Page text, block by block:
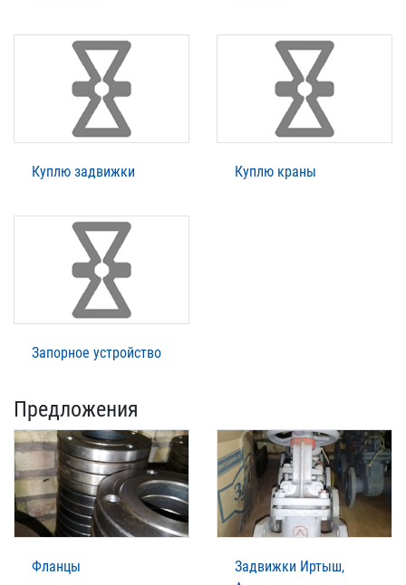
Куплю задвижки Куплю краны
Запорное устройство
Предложения
Фланцы
Задвижки Иртыш,